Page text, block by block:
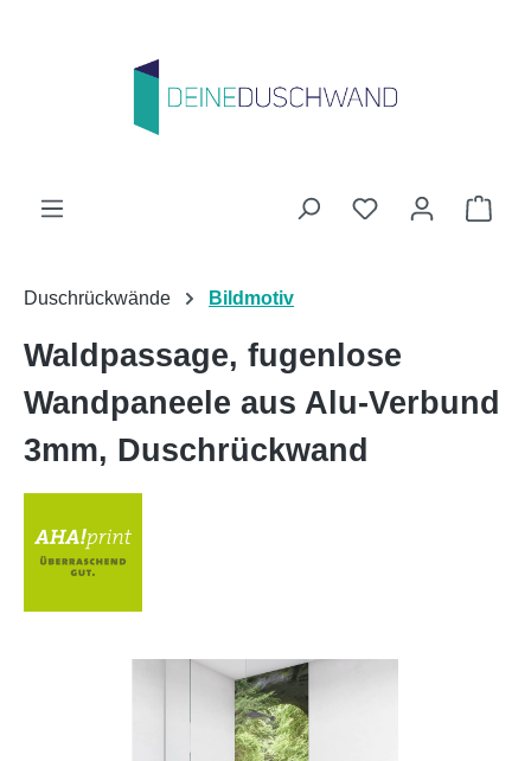
Du hast 0
Duschrückwände Bildmotiv
Waldpassage, fugenlose
Wandpaneele aus Alu-Verbund
3mm, Duschrückwand